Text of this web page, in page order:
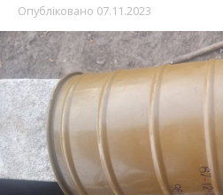
Опубліковано 07.11.2023